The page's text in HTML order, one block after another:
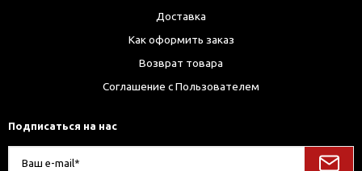
Доставка
Как оформить заказ
Возврат товара
Соглашение с Пользователем
Подписаться на нас